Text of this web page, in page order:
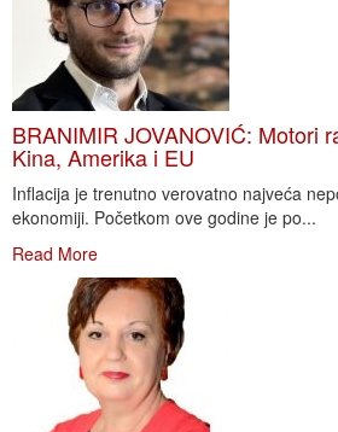
BRANIMIR JOVANOVIĆ: Motori
Kina, Amerika i EU
Inflacija je trenutno verovatno najveća
ekonomiji. Početkom ove godine je po...
Read More